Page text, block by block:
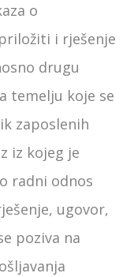
o
i rješenje
drugu
temelju koje se
zaposlenih
iz kojeg je
radni odnos
ugovor,
poziva na